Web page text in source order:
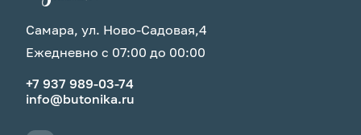
Самара, ул. Ново-Садовая,4
Ежедневно с 07:00 до 00:00
+7 937 989-03-74
info@butonika.ru